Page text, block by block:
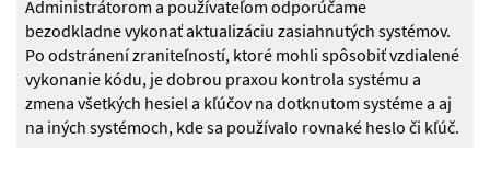
Administrátorom a používateľom odporúčame
bezodkladne vykonať aktualizáciu zasiahnutých systémov.
Po odstránení zraniteľností, ktoré mohli spôsobiť vzdialené
vykonanie kódu, je dobrou praxou kontrola systému a
zmena všetkých hesiel a kľúčov na dotknutom systéme a aj
na iných systémoch, kde sa používalo rovnaké heslo či kľúč.